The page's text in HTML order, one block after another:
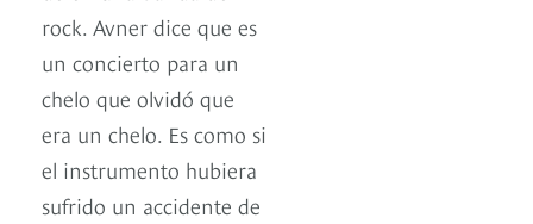
rock. Avner dice que es
un concierto para un
chelo que olvidó que
era un chelo. Es como si
el instrumento hubiera
sufrido un accidente de